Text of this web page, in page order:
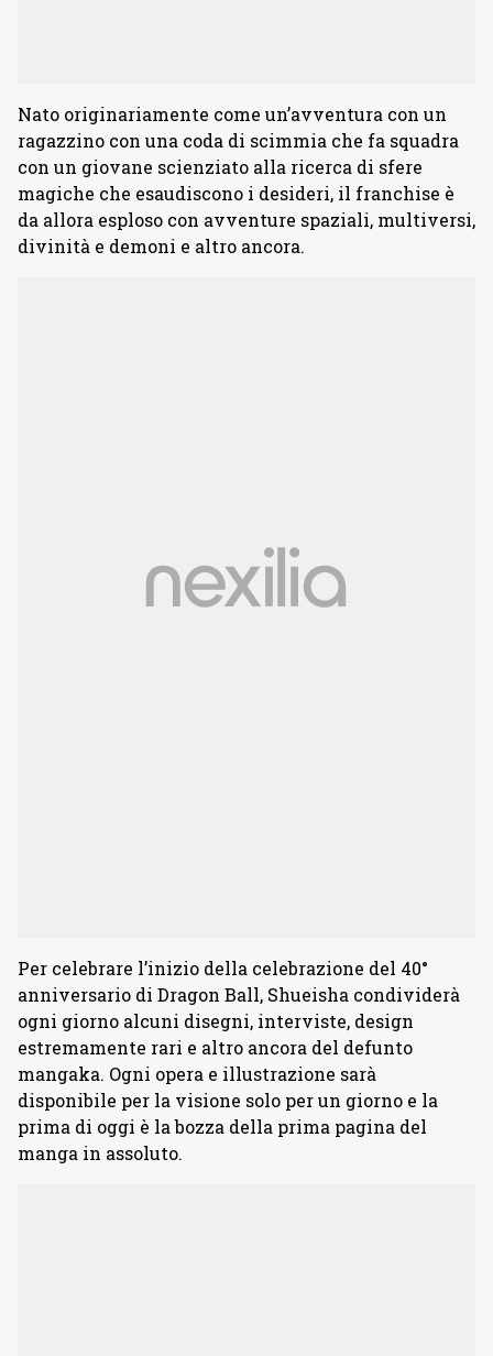
Nato originariamente come un’avventura con un
ragazzino con una coda di scimmia che fa squadra
con un giovane scienziato alla ricerca di sfere
magiche che esaudiscono i desideri, il franchise è
da allora esploso con avventure spaziali, multiversi,
divinità e demoni e altro ancora.
Per celebrare l’inizio della celebrazione del 40°
anniversario di Dragon Ball, Shueisha condividerà
ogni giorno alcuni disegni, interviste, design
estremamente rari e altro ancora del defunto
mangaka. Ogni opera e illustrazione sarà
disponibile per la visione solo per un giorno e la
prima di oggi è la bozza della prima pagina del
manga in assoluto.